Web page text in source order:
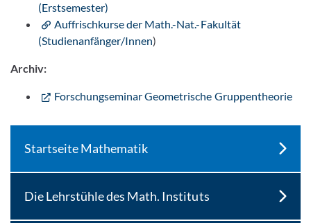
(Erstsemester)
Auffrischkurse der Math.-Nat.-Fakultät
(Studienanfänger/Innen)
Archiv:
Forschungseminar Geometrische Gruppentheorie
Startseite Mathematik
Die Lehrstühle des Math. Instituts